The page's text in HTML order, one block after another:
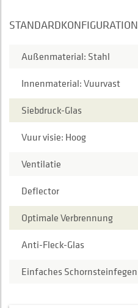
STANDARDKONFIGURATION
Außenmaterial: Stahl
Innenmaterial: Vuurvast
Siebdruck-Glas
Vuur visie: Hoog
Ventilatie
Deflector
Optimale Verbrennung
Anti-Fleck-Glas
Einfaches Schornsteinfegen